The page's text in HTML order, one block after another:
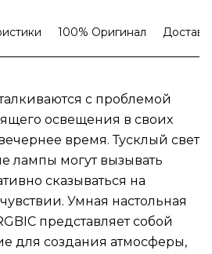
100% Оригинал
с проблемой
освещения в своих
время. Тусклый свет
лампы могут вызывать
сказываться на
Умная настольная
представляет собой
для создания атмосферы,